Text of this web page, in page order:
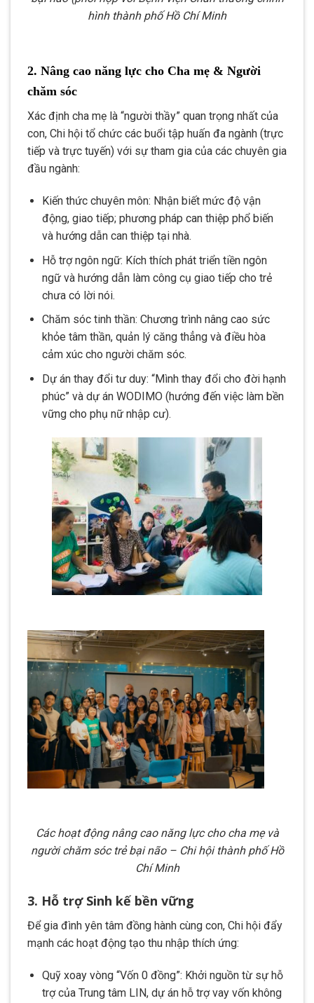
hình thành phố Hồ Chí Minh
2. Nâng cao năng lực cho Cha mẹ & Người
chăm sóc
Xác định cha mẹ là “người thầy” quan trọng nhất của
con, Chi hội tổ chức các buổi tập huấn đa ngành (trực
tiếp và trực tuyến) với sự tham gia của các chuyên gia
đầu ngành:
Kiến thức chuyên môn: Nhận biết mức độ vận
động, giao tiếp; phương pháp can thiệp phổ biến
và hướng dẫn can thiệp tại nhà.
Hỗ trợ ngôn ngữ: Kích thích phát triển tiền ngôn
ngữ và hướng dẫn làm công cụ giao tiếp cho trẻ
chưa có lời nói.
Chăm sóc tinh thần: Chương trình nâng cao sức
khỏe tâm thần, quản lý căng thẳng và điều hòa
cảm xúc cho người chăm sóc.
Dự án thay đổi tư duy: “Mình thay đổi cho đời hạnh
phúc” và dự án WODIMO (hướng đến việc làm bền
vững cho phụ nữ nhập cư).
Các hoạt động nâng cao năng lực cho cha mẹ và
người chăm sóc trẻ bại não – Chi hội thành phố Hồ
Chí Minh
3. Hỗ trợ Sinh kế bền vững
Để gia đình yên tâm đồng hành cùng con, Chi hội đẩy
mạnh các hoạt động tạo thu nhập thích ứng:
Quỹ xoay vòng “Vốn 0 đồng”: Khởi nguồn từ sự hỗ
trợ của Trung tâm LIN, dự án hỗ trợ vay vốn không